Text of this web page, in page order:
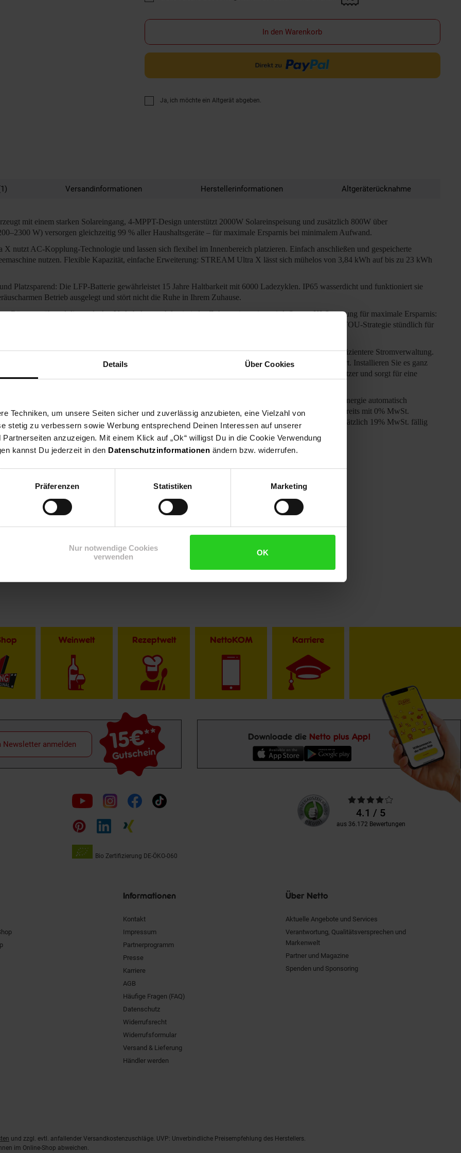
Details Über Cookies
Techniken, um unsere Seiten sicher und zuverlässig anzubieten, eine Vielzahl von
stetig zu verbessern sowie Werbung entsprechend Deinen Interessen auf unserer
anzuzeigen. Mit einem Klick auf „Ok“ willigst Du in die Cookie Verwendung
kannst Du jederzeit in den Datenschutzinformationen ändern bzw. widerrufen.
Präferenzen Statistiken Marketing
Nur notwendige Cookies
verwenden
OK
In den Warenkorb
Ja, ich möchte ein Altgerät abgeben.
Versandinformationen Herstellerinformationen Altgeräterücknahme
mit einem starken Solareingang, 4-MPPT-Design unterstützt 2000W Solareinspeisung und zusätzlich 800W über
W) versorgen gleichzeitig 99 % aller Haushaltsgeräte – für maximale Ersparnis bei minimalem Aufwand.
nutzt AC-Kopplung-Technologie und lassen sich flexibel im Innenbereich platzieren. Einfach anschließen und gespeicherte
nutzen. Flexible Kapazität, einfache Erweiterung: STREAM Ultra X lässt sich mühelos von 3,84 kWh auf bis zu 23 kWh
Platzsparend: Die LFP-Batterie gewährleistet 15 Jahre Haltbarkeit mit 6000 Ladezyklen. IP65 wasserdicht und funktioniert sie
Betrieb ausgelegt und stört nicht die Ruhe in Ihrem Zuhause.
Räume, während die verdeckte Verkabelung nahtlos in jedes Zuhause integriert wird. Smarte KI-Steuerung für maximale Ersparnis:
Nutzungsverhalten und Systemstatus, um die Energieeinsparungen zu optimieren. Sie aktualisiert die TOU-Strategie stündlich für
Sie die Leistung jederzeit verfolgen. Der 24-Stunden KI-Assistent sorgt für eine intelligentere und effizientere Stromverwaltung.
sich durch ein Plug & Play-Design aus, das keinen Elektriker oder technische Expertise erfordert. Installieren Sie es ganz
passen Sie die Position nach Bedarf an. Dank einfacher Portabilität ist es ideal für Mieter und Hausbesitzer und sorgt für eine
STREAM Serie bilden ein KI-gesteuertes Energienetzwerk und übertragen überschüssige Solarenergie automatisch
steigern Ihre Unabhängigkeit und senken Ihre Stromkosten deutlich. [0 % MwSt] Der Preis ist bereits mit 0% MwSt.
für eine umsatzsteuerfreie Lieferung nach § 12 Abs. 3 UstG erfüllen. Bei Geschäftskunden wird zusätzlich 19% MwSt. fällig
Weinwelt Rezeptwelt NettoKOM Karriere
15€**
Gutschein
Newsletter anmelden
Downloade die Netto plus App!
Folge
uns
auf
Bio Zertifizierung DE-ÖKO-060
Unsere
Kundenbewertungen
Durchschnittliche
Bewertungen4.1 / 5
aus 36.172 Bewertungen
Informationen
Kontakt
Impressum
Partnerprogramm
Presse
Karriere
AGB
Häufige Fragen (FAQ)
Datenschutz
Widerrufsrecht
Widerrufsformular
Versand & Lieferung
Händler werden
Über Netto
Aktuelle Angebote und Services
Verantwortung, Qualitätsversprechen und
Markenwelt
Partner und Magazine
Spenden und Sponsoring
und zzgl. evtl. anfallender Versandkostenzuschläge. UVP: Unverbindliche Preisempfehlung des Herstellers.
im Online-Shop abweichen.